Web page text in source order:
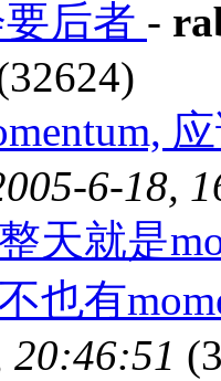
后者 -
6-18,
天就是
也有
20:46:51